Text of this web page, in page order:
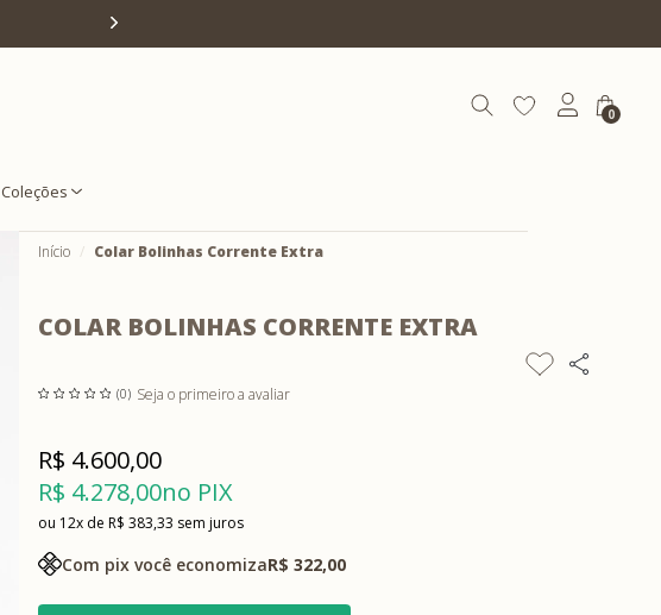
0
Coleções
Início Colar Bolinhas Corrente Extra
COLAR BOLINHAS CORRENTE EXTRA
(0) Seja o primeiro a avaliar
R$ 4.278,00no PIX
R$ 4.600,00
12x R$ 383,33 sem juros
Com pix você economizaR$ 322,00